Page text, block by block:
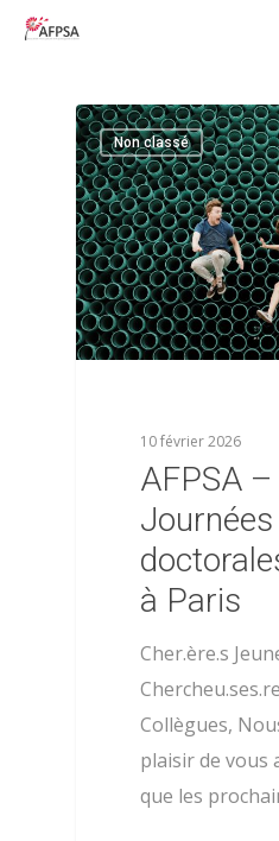
Hit enter to search or
Non classé
10 février 2026
AFPSA –
Journées
à Paris
Cher.ère.s
Collègues,
plaisir de vous
que les